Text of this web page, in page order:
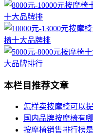
十大品牌排
椅十大品牌排
大品牌排行
本栏目推荐文章
怎样卖按摩椅可以
国内品牌按摩椅有
按摩椅销售排行榜